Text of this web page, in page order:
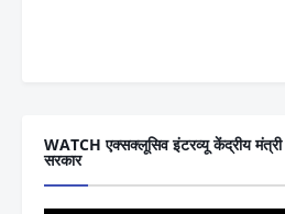
WATCH एक्सक्लूसिव इंटरव्यू केंद्रीय मंत्री
सरकार